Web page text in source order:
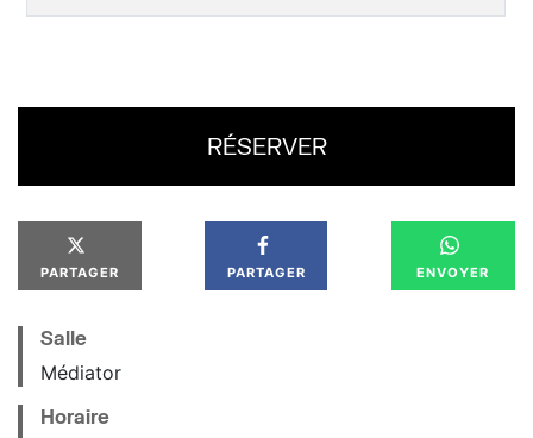
RÉSERVER
PARTAGER PARTAGER ENVOYER
Salle
Médiator
Horaire